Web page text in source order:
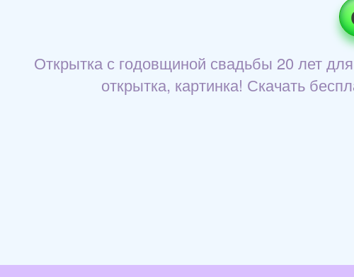
Открытка с годовщиной свадьбы 20 лет
открытка, картинка! Скачать